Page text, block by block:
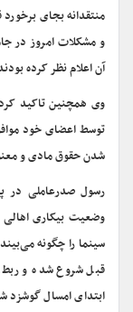
منتقدانه بجای
و مشکلات امروز در
آن اعلام نظر کرده
وی همچنین تاکید
توسط اعضای خود
شدن حقوق مادی و
رسول صدرعاملی در
وضعیت بیکاری اهالی
سینما را چگونه
قبل شروع شده و
ابتدای امسال